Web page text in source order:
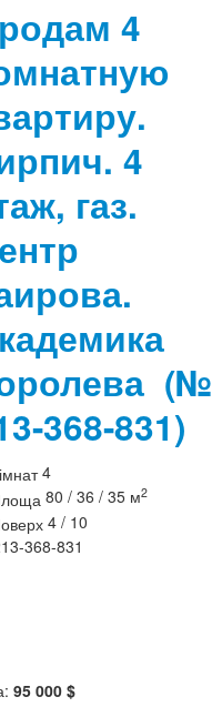
4
4
газ.
(№
368-831)
4
80 / 36 / 35 м2
4 / 10
368-831
95 000 $